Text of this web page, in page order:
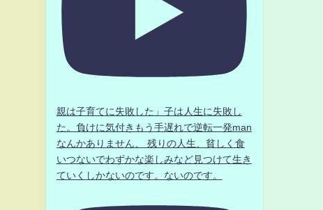
親は子育てに失敗した」子は人生に失敗し
た。負けに気付きもう手遅れで逆転一発man
なんかありません、 残りの人生、貧しく食
いつないでわずかな楽しみなど見つけて生き
ていくしかないのです。ないのです。